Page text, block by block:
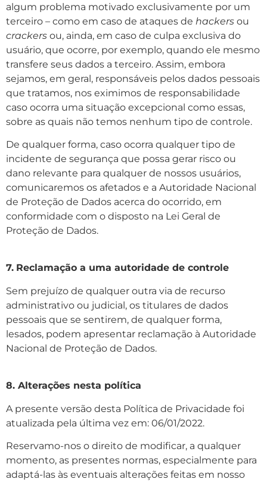
algum problema motivado exclusivamente por um
terceiro – como em caso de ataques de hackers ou
crackers ou, ainda, em caso de culpa exclusiva do
usuário, que ocorre, por exemplo, quando ele mesmo
transfere seus dados a terceiro. Assim, embora
sejamos, em geral, responsáveis pelos dados pessoais
que tratamos, nos eximimos de responsabilidade
caso ocorra uma situação excepcional como essas,
sobre as quais não temos nenhum tipo de controle.
De qualquer forma, caso ocorra qualquer tipo de
incidente de segurança que possa gerar risco ou
dano relevante para qualquer de nossos usuários,
comunicaremos os afetados e a Autoridade Nacional
de Proteção de Dados acerca do ocorrido, em
conformidade com o disposto na Lei Geral de
Proteção de Dados.
7. Reclamação a uma autoridade de controle
Sem prejuízo de qualquer outra via de recurso
administrativo ou judicial, os titulares de dados
pessoais que se sentirem, de qualquer forma,
lesados, podem apresentar reclamação à Autoridade
Nacional de Proteção de Dados.
8. Alterações nesta política
A presente versão desta Política de Privacidade foi
atualizada pela última vez em: 06/01/2022.
Reservamo-nos o direito de modificar, a qualquer
momento, as presentes normas, especialmente para
adaptá-las às eventuais alterações feitas em nosso